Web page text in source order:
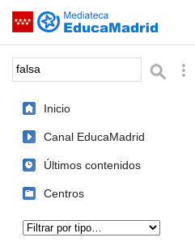
Saltar navegación
Palabra o frase:
Inicio
Canal EducaMadrid
Últimos contenidos
Centros